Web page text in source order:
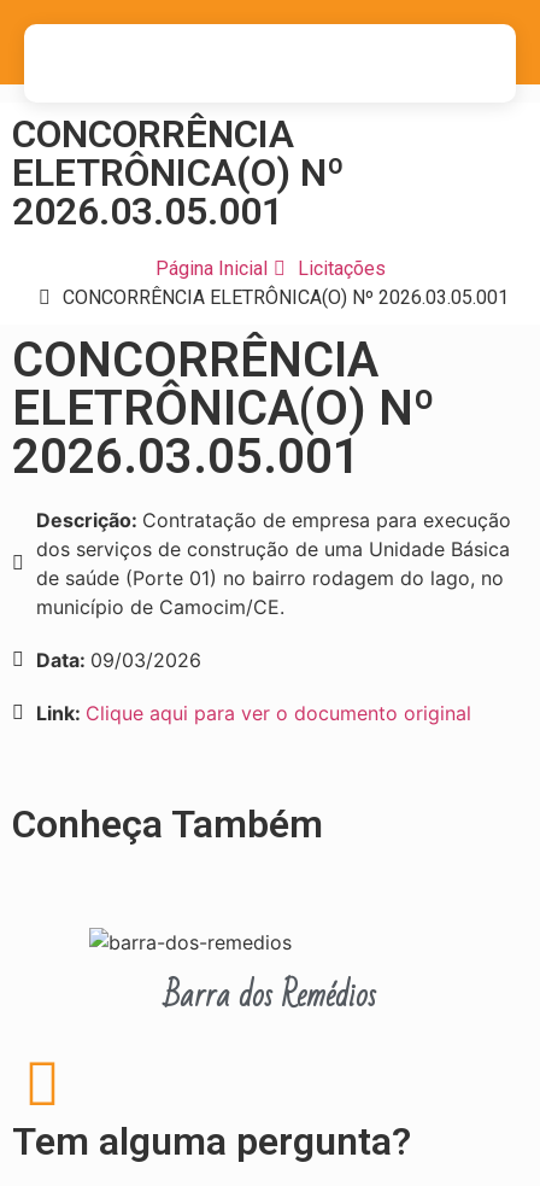
CONCORRÊNCIA
ELETRÔNICA(O) Nº
2026.03.05.001
Página Inicial
Licitações
CONCORRÊNCIA ELETRÔNICA(O) Nº 2026.03.05.001
CONCORRÊNCIA
ELETRÔNICA(O) Nº
2026.03.05.001
Descrição: Contratação de empresa para execução
dos serviços de construção de uma Unidade Básica
de saúde (Porte 01) no bairro rodagem do lago, no
município de Camocim/CE.
Data: 09/03/2026
Link: Clique aqui para ver o documento original
Conheça Também
Barra dos Remédios
Tem alguma pergunta?